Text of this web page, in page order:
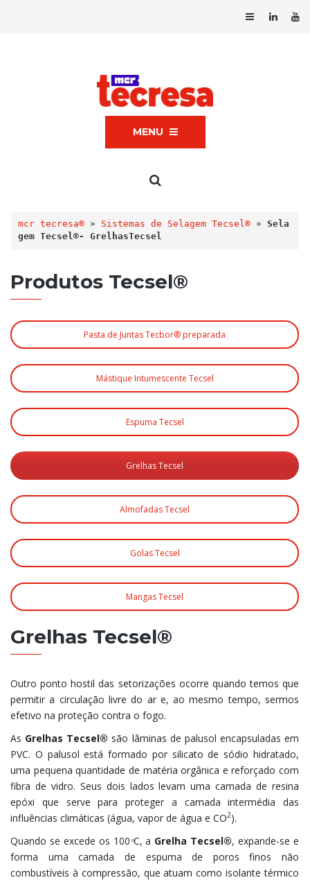
MENU
mcr tecresa® » Sistemas de Selagem Tecsel® » Sela
gem Tecsel®- GrelhasTecsel
Produtos Tecsel®
Pasta de Juntas Tecbor® preparada
Mástique Intumescente Tecsel
Espuma Tecsel
Grelhas Tecsel
Almofadas Tecsel
Golas Tecsel
Mangas Tecsel
Grelhas Tecsel®
Outro ponto hostil das setorizações ocorre quando temos que
permitir a circulação livre do ar e, ao mesmo tempo, sermos
efetivo na proteção contra o fogo.
As Grelhas Tecsel® são lâminas de palusol encapsuladas em
PVC. O palusol está formado por silicato de sódio hidratado,
uma pequena quantidade de matéria orgânica e reforçado com
fibra de vidro. Seus dois lados levam uma camada de resina
epóxi que serve para proteger a camada intermédia das
influências climáticas (água, vapor de água e CO2).
Quando se excede os 100 ͦC, a Grelha Tecsel®, expande-se e
forma uma camada de espuma de poros finos não
combustíveis à compressão, que atuam como isolante térmico